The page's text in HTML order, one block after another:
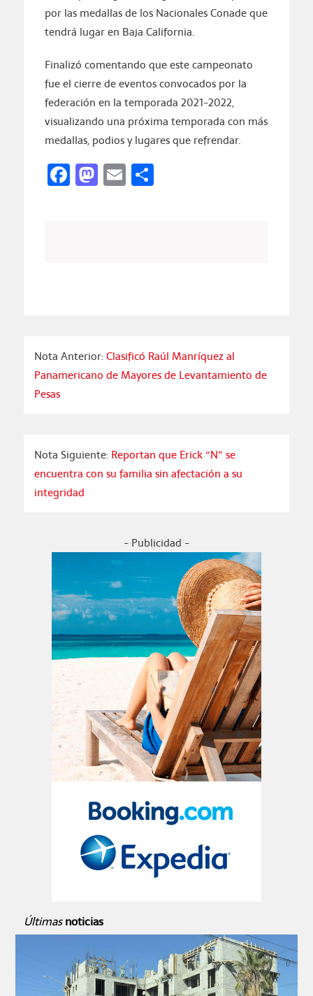
por las medallas de los Nacionales Conade que
tendrá lugar en Baja California.
Finalizó comentando que este campeonato
fue el cierre de eventos convocados por la
federación en la temporada 2021-2022,
visualizando una próxima temporada con más
medallas, podios y lugares que refrendar.
Facebook
Mastodon
EmailCompartir
Nota Anterior:Clasificó Raúl Manríquez al
Panamericano de Mayores de Levantamiento de
Pesas
Nota Siguiente: Reportan que Erick “N” se
encuentra con su familia sin afectación a su
integridad
- Publicidad -
Últimas noticias